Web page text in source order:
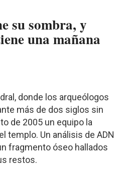
su sombra, y
una mañana
donde los arqueólogos
más de dos siglos sin
de 2005 un equipo la
templo. Un análisis de ADN
fragmento óseo hallados
restos.